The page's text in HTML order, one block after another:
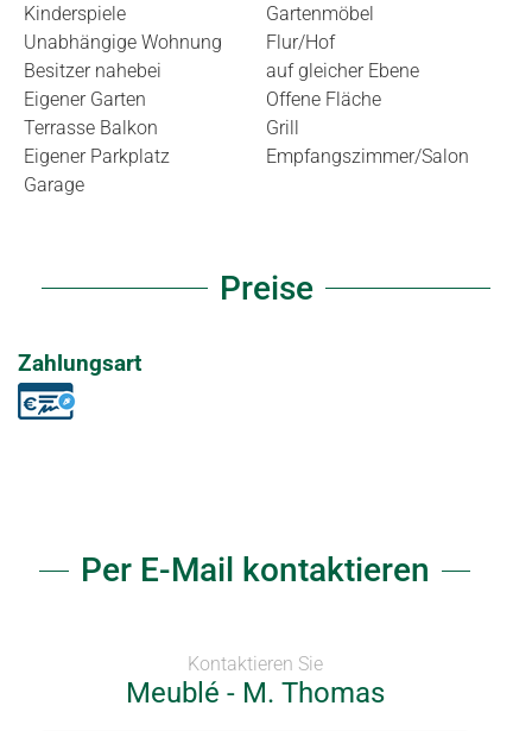
Kinderspiele
Unabhängige Wohnung
Besitzer nahebei
Eigener Garten
Terrasse Balkon
Eigener Parkplatz
Garage
Gartenmöbel
Flur/Hof
auf gleicher Ebene
Offene Fläche
Grill
Empfangszimmer/Salon
Preise
Zahlungsart
Per E-Mail kontaktieren
Kontaktieren Sie
Meublé - M. Thomas